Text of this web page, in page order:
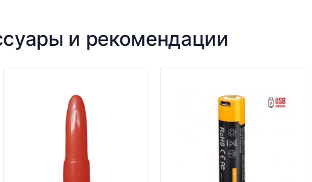
и рекомендации